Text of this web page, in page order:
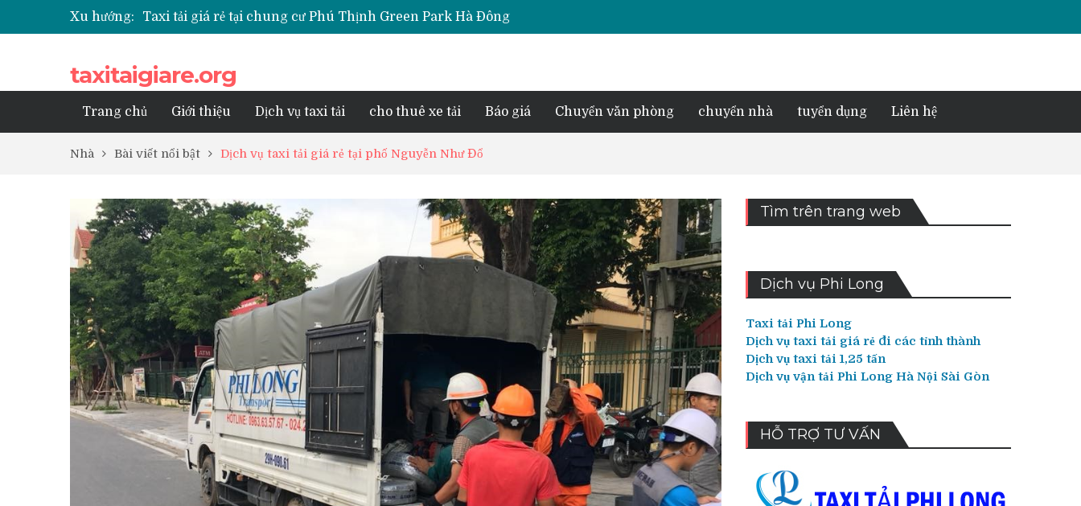
Xu hướng:
Taxi tải giá rẻ tại chung cư Park Kiara Hà Đông
Taxi tải giá rẻ tại chung cư Grande Park Phú Lãm
Taxi tải giá rẻ tại chung cư BID Residence Tố Hữu
taxitaigiare.org
Trang chủ Giới thiệu Dịch vụ taxi tải cho thuê xe tải Báo giá Chuyển văn phòng chuyển nhà tuyển dụng Liên hệ
Nhà Bài viết nổi bật Dịch vụ taxi tải giá rẻ tại phố Nguyễn Như Đổ
Tìm trên trang web
Dịch vụ Phi Long
Taxi tải Phi Long
Dịch vụ taxi tải giá rẻ đi các tỉnh thành
Dịch vụ taxi tải 1,25 tấn
Dịch vụ vận tải Phi Long Hà Nội Sài Gòn
HỖ TRỢ TƯ VẤN